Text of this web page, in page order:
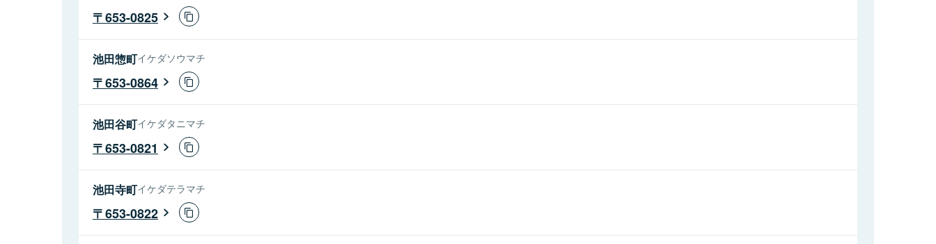
653-0825
池田惣町イケダソウマチ
653-0864
池田谷町イケダタニマチ
653-0821
池田寺町イケダテラマチ
653-0822